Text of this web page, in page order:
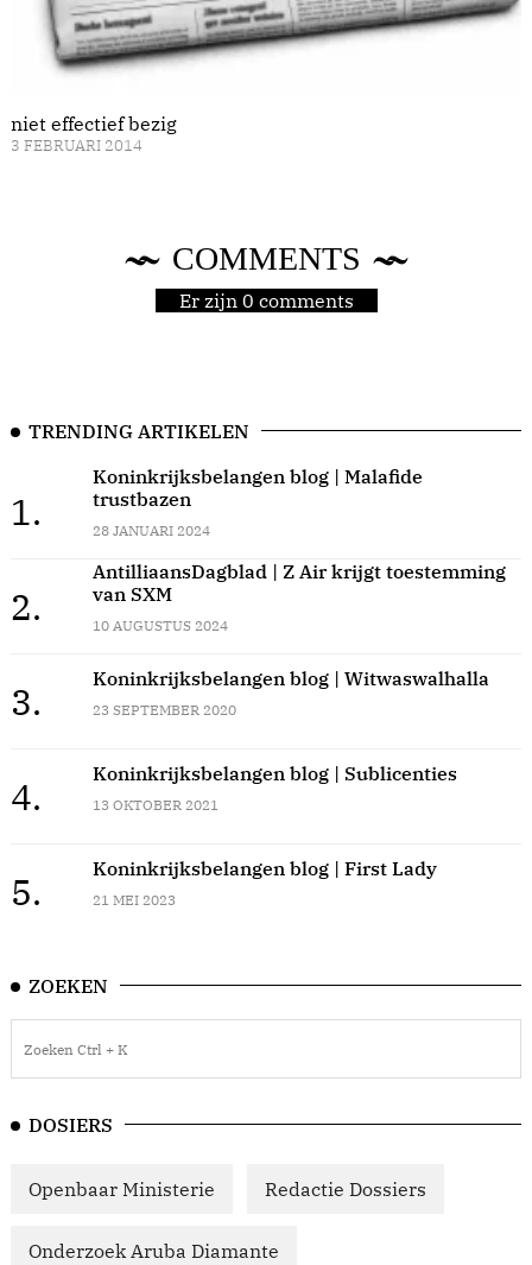
niet effectief bezig
3 FEBRUARI 2014
COMMENTS
Er zijn 0 comments
TRENDING ARTIKELEN
1.
Koninkrijksbelangen blog | Malafide
trustbazen
28 JANUARI 2024
2.
AntilliaansDagblad | Z Air krijgt toestemming
van SXM
10 AUGUSTUS 2024
3.
Koninkrijksbelangen blog | Witwaswalhalla
23 SEPTEMBER 2020
4.
Koninkrijksbelangen blog | Sublicenties
13 OKTOBER 2021
5.
Koninkrijksbelangen blog | First Lady
21 MEI 2023
ZOEKEN
DOSIERS
Openbaar Ministerie Redactie Dossiers
Onderzoek Aruba Diamante